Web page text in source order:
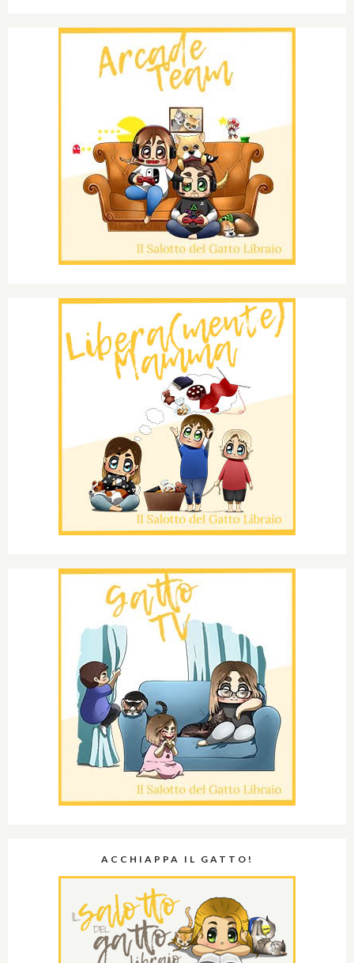
ACCHIAPPA IL GATTO!